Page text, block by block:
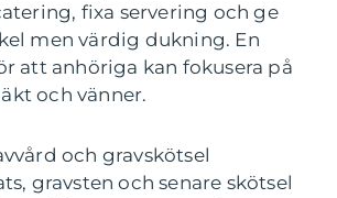
fixa servering och ge
men värdig dukning. En
att anhöriga kan fokusera på
och vänner.
och gravskötsel
gravsten och senare skötsel